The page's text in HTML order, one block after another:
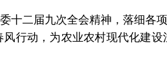
十二届九次全会精神，落细各
行动，为农业农村现代化建设